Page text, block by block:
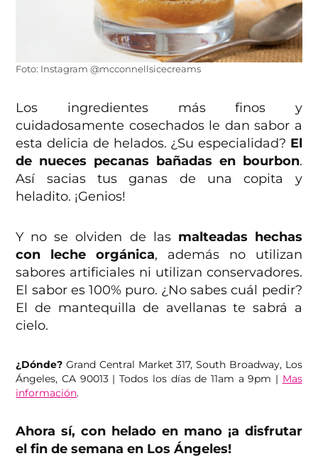
Foto: Instagram @mcconnellsicecreams
Los ingredientes más finos y
cuidadosamente cosechados le dan sabor a
esta delicia de helados. ¿Su especialidad? El
de nueces pecanas bañadas en bourbon.
Así sacias tus ganas de una copita y
heladito. ¡Genios!
Y no se olviden de las malteadas hechas
con leche orgánica, además no utilizan
sabores artificiales ni utilizan conservadores.
El sabor es 100% puro. ¿No sabes cuál pedir?
El de mantequilla de avellanas te sabrá a
cielo.
¿Dónde?Grand Central Market 317, South Broadway, Los
Ángeles, CA 90013 | Todos los días de 11am a 9pm | Mas
información.
Ahora sí, con helado en mano ¡a disfrutar
el fin de semana en Los Ángeles!